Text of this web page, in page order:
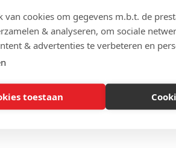
van cookies om gegevens m.b.t. de
& analyseren, om sociale
& advertenties te verbeteren en
toestaan